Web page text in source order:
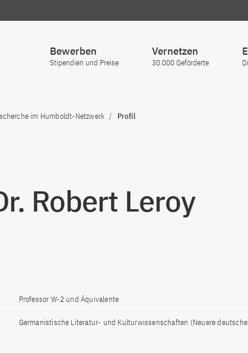
Bewerben
Stipendien und Preise
Vernetzen
30.000 Geförderte
im Humboldt-Netzwerk Profil
Robert Leroy
Professor W-2 und Äquivalente
Germanistische Literatur- und Kulturwissenschaften (Neuere